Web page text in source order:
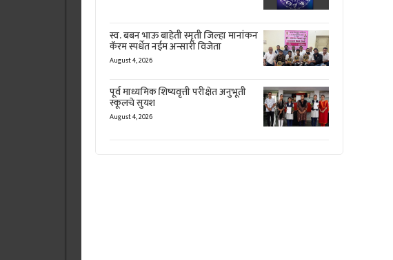
स्व. बबन भाऊ बाहेती स्मृती जिल्हा मानांकन
कॅरम स्पर्धेत नईम अन्सारी विजेता
August 4, 2026
पूर्व माध्यमिक शिष्यवृत्ती परीक्षेत अनुभूती
स्कूलचे सुयश
August 4, 2026